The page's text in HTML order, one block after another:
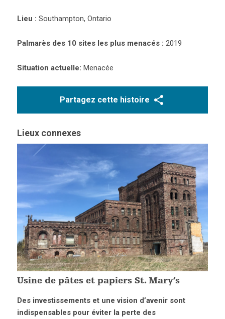
Lieu : Southampton, Ontario
Palmarès des 10 sites les plus menacés : 2019
Situation actuelle: Menacée
Partagez cette histoire
Lieux connexes
Usine de pâtes et papiers St. Mary’s
Des investissements et une vision d’avenir sont
indispensables pour éviter la perte des